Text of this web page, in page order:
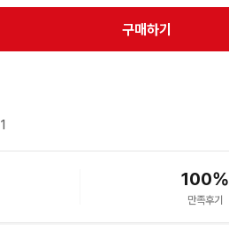
구매하기
1
100%
만족후기